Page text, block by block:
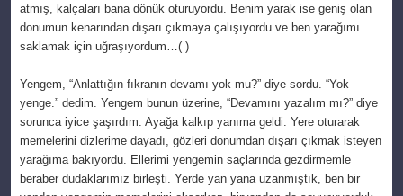
atmış, kalçaları bana dönük oturuyordu. Benim yarak ise geniş olan
donumun kenarından dışarı çıkmaya çalışıyordu ve ben yarağımı
saklamak için uğraşıyordum…( )
Yengem, “Anlattığın fıkranın devamı yok mu?” diye sordu. “Yok
yenge.” dedim. Yengem bunun üzerine, “Devamını yazalım mı?” diye
sorunca iyice şaşırdım. Ayağa kalkıp yanıma geldi. Yere oturarak
memelerini dizlerime dayadı, gözleri donumdan dışarı çıkmak isteyen
yarağıma bakıyordu. Ellerimi yengemin saçlarında gezdirmemle
beraber dudaklarımız birleşti. Yerde yan yana uzanmıştık, ben bir